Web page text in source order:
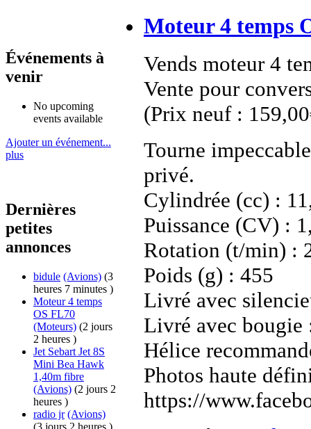
Événements à
venir
No upcoming
events available
Ajouter un événement...
plus
Dernières
petites
annonces
bidule (Avions) (3
heures 7 minutes )
Moteur 4 temps
OS FL70
(Moteurs) (2 jours
2 heures )
Jet Sebart Jet 8S
Mini Bea Hawk
1,40m fibre
(Avions) (2 jours 2
heures )
radio jr (Avions)
(3 jours 2 heures )
Moteur 4 temps
Vends moteur 4
Vente pour
(Prix neuf :
Tourne
privé.
Cylindrée (cc) :
Puissance (CV) :
Rotation (t/min) :
Poids (g) : 455
Livré avec
Livré avec bougie
Hélice
Photos haute
https://